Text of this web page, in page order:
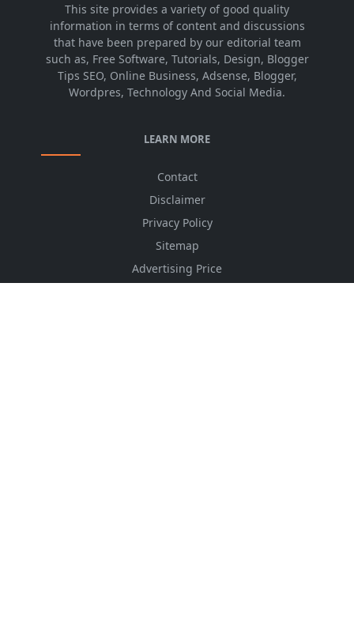
This site provides a variety of good quality
information in terms of content and discussions
that have been prepared by our editorial team
such as, Free Software, Tutorials, Design, Blogger
Tips SEO, Online Business, Adsense, Blogger,
Wordpres, Technology And Social Media.
LEARN MORE
Contact
Disclaimer
Privacy Policy
Sitemap
Advertising Price